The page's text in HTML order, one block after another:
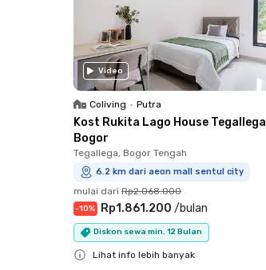
Video
Coliving • Putra
Kost Rukita Lago House Tegallega
Bogor
Tegallega, Bogor Tengah
6.2 km dari aeon mall sentul city
mulai dari Rp2.068.000
-10% Rp1.861.200 /bulan
Diskon sewa min. 12 Bulan
Lihat info lebih banyak